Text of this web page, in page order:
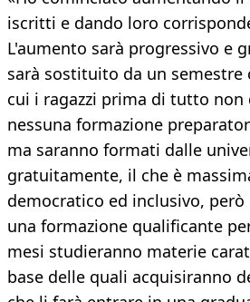
iscritti e dando loro
L'aumento sarà progressivo e
sarà sostituito da un semestre
cui i ragazzi prima di tutto non
nessuna formazione
ma saranno formati dalle
gratuitamente, il che è
democratico ed inclusivo, però
una formazione qualificante
mesi studieranno materie
base delle quali acquisiranno